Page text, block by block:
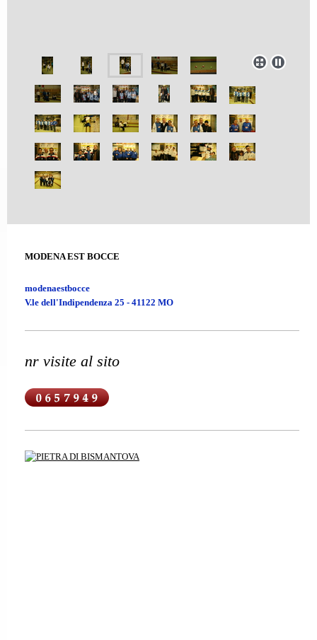
MODENA EST BOCCE
modenaestbocce
V.le dell'Indipendenza 25 - 41122 MO
nr visite al sito